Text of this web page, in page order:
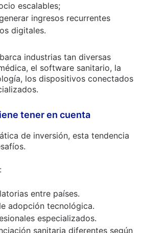
escalables;
ingresos recurrentes
digitales.
industrias tan diversas
el software sanitario, la
los dispositivos conectados
tener en cuenta
de inversión, esta tendencia
entre países.
adopción tecnológica.
especializados.
sanitaria diferentes según